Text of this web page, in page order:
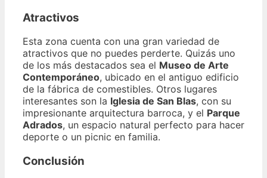
Atractivos
Esta zona cuenta con una gran variedad de
atractivos que no puedes perderte. Quizás uno
de los más destacados sea el Museo de Arte
Contemporáneo, ubicado en el antiguo edificio
de la fábrica de comestibles. Otros lugares
interesantes son la Iglesia de San Blas, con su
impresionante arquitectura barroca, y el Parque
Adrados, un espacio natural perfecto para hacer
deporte o un picnic en familia.
Conclusión